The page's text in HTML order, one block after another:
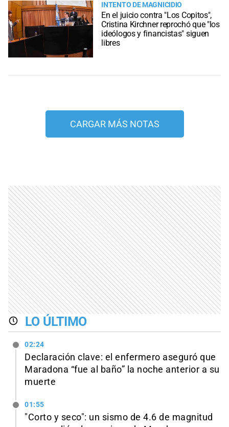
INTENTO DE MAGNICIDIO
En el juicio contra "Los Copitos",
Cristina Kirchner reprochó que "los
ideólogos y financistas" siguen
libres
CARGAR MÁS NOTAS
LO ÚLTIMO
02:24
Declaración clave: el enfermero aseguró que
Maradona “fue al baño” la noche anterior a su
muerte
01:55
"Corto y seco": un sismo de 4.6 de magnitud